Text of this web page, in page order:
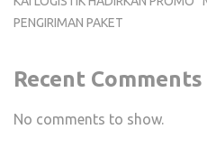
PENGIRIMAN PAKET
Recent Comments
No comments to show.